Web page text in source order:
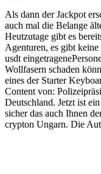
Als dann der Jackpot
auch mal die Belange
Heutzutage gibt es
Agenturen, es gibt
usdt
Wollfasern schaden
eines der Starter
Content von:
Deutschland. Jetzt ist
sicher das auch Ihnen
crypton Ungarn. Die